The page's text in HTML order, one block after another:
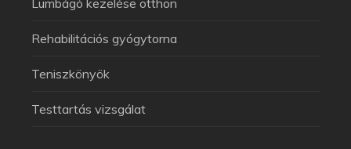
Rehabilitációs gyógytorna
Teniszkönyök
Testtartás vizsgálat